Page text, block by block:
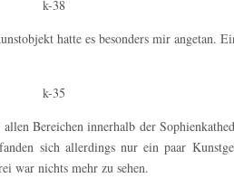
hatte es besonders mir angetan.
Bereichen innerhalb der
sich allerdings nur ein paar
war nichts mehr zu sehen.